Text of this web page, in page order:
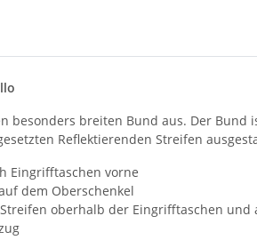
besonders breiten Bund aus. Der
Reflektierenden Streifen
Eingrifftaschen vorne
dem Oberschenkel
oberhalb der Eingrifftaschen und